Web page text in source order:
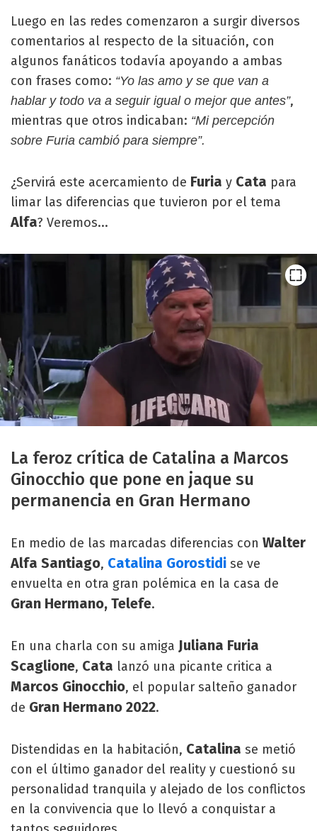
Luego en las redes comenzaron a surgir diversos
comentarios al respecto de la situación, con
algunos fanáticos todavía apoyando a ambas
con frases como: “Yo las amo y se que van a
hablar y todo va a seguir igual o mejor que antes”,
mientras que otros indicaban: “Mi percepción
sobre Furia cambió para siempre”.
¿Servirá este acercamiento de Furia y Cata para
limar las diferencias que tuvieron por el tema
Alfa? Veremos...
La feroz crítica de Catalina a Marcos
Ginocchio que pone en jaque su
permanencia en Gran Hermano
En medio de las marcadas diferencias con Walter
Alfa Santiago, Catalina Gorostidi se ve
envuelta en otra gran polémica en la casa de
Gran Hermano, Telefe.
En una charla con su amiga Juliana Furia
Scaglione, Cata lanzó una picante critica a
Marcos Ginocchio, el popular salteño ganador
de Gran Hermano 2022.
Distendidas en la habitación, Catalina se metió
con el último ganador del reality y cuestionó su
personalidad tranquila y alejado de los conflictos
en la convivencia que lo llevó a conquistar a